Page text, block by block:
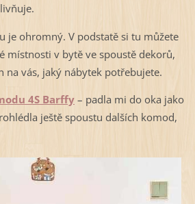
je ohromný. V podstatě si tu můžete
místnosti v bytě ve spoustě dekorů,
na vás, jaký nábytek potřebujete.
4S Barffy– padla mi do oka jako
ještě spoustu dalších komod,